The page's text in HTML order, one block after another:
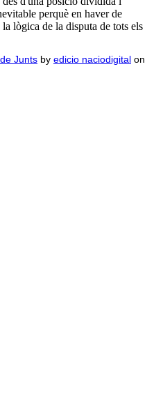
perquè en haver de
lògica de la disputa de tots els
Junts by edicio naciodigital on